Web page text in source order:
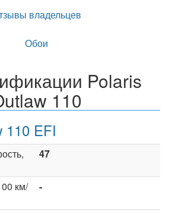
владельцев
Обои
Polaris
110
110 EFI
47
км/
-